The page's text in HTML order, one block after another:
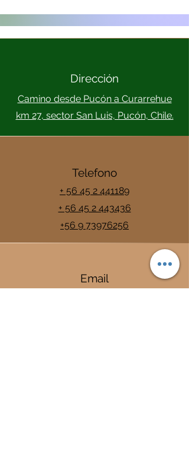
Dirección
Camino desde Pucón a Curarrehue
km 27, sector San Luis, Pucón, Chile.
Telefono
+ 56 45 2 441189
+ 56 45 2 443436
+56 9 73976256
Email